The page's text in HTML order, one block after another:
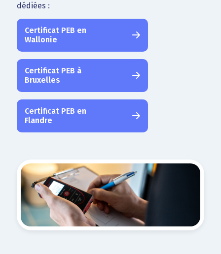
dédiées :
Certificat PEB en
Wallonie
Certificat PEB à
Bruxelles
Certificat PEB en
Flandre